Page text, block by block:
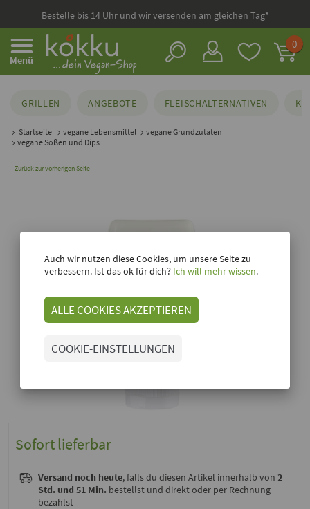
Bestelle bis 14 Uhr und wir versenden am gleichen Tag*
Menü
0
GRILLEN ANGEBOTE FLEISCHALTERNATIVEN
Startseite vegane Lebensmittel
vegane Grundzutaten
vegane Soßen und Dips
Zurück zur vorherigen Seite
Sofort lieferbar
Versand noch heute, falls du diesen Artikel innerhalb von 2
Std. und 51 Min. bestellst und direkt oder per Rechnung
bezahlst
Auch wir nutzen diese Cookies, um unsere Seite zu
verbessern. Ist das ok für dich? Ich will mehr wissen.
ALLE COOKIES AKZEPTIEREN
COOKIE-EINSTELLUNGEN